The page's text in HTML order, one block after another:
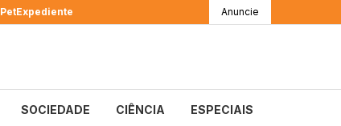
PetExpediente Anuncie
SOCIEDADE CIÊNCIA ESPECIAIS